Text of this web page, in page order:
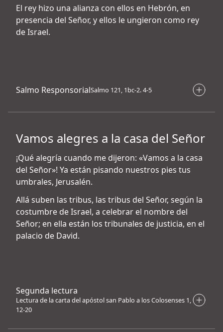
El rey hizo una alianza con ellos en Hebrón, en
presencia del Señor, y ellos le ungieron como rey
de Israel.
Salmo ResponsorialSalmo 121, 1bc-2. 4-5
Vamos alegres a la casa del Señor
¡Qué alegría cuando me dijeron: «Vamos a la casa
del Señor»! Ya están pisando nuestros pies tus
umbrales, Jerusalén.
Allá suben las tribus, las tribus del Señor, según la
costumbre de Israel, a celebrar el nombre del
Señor; en ella están los tribunales de justicia, en el
palacio de David.
Segunda lectura
Lectura de la carta del apóstol san Pablo a los Colosenses 1,
12-20